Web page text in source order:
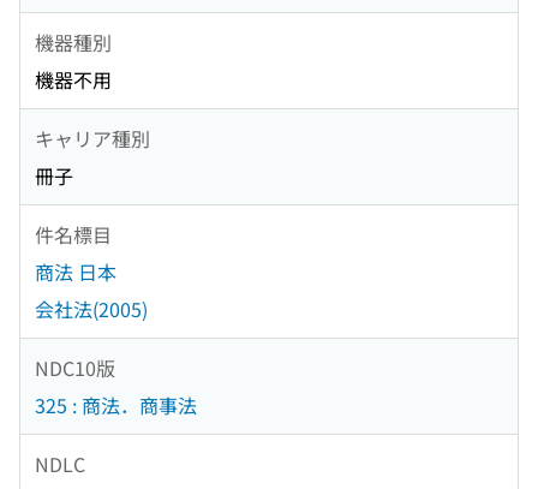
機器種別
機器不用
キャリア種別
冊子
件名標目
商法 日本
会社法(2005)
NDC10版
325 : 商法．商事法
NDLC